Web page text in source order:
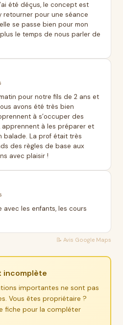
été déçus, le concept est
retourner pour une séance
se passe bien pour mon
le temps de nous parler de
pour notre fils de 2 ans et
avons été très bien
à s’occuper des
apprennent à les préparer et
balade. La prof était très
des règles de base aux
avec plaisir !
les enfants, les cours
📝 Avis Google Maps
incomplète
importantes ne sont pas
Vous êtes propriétaire ?
fiche pour la compléter